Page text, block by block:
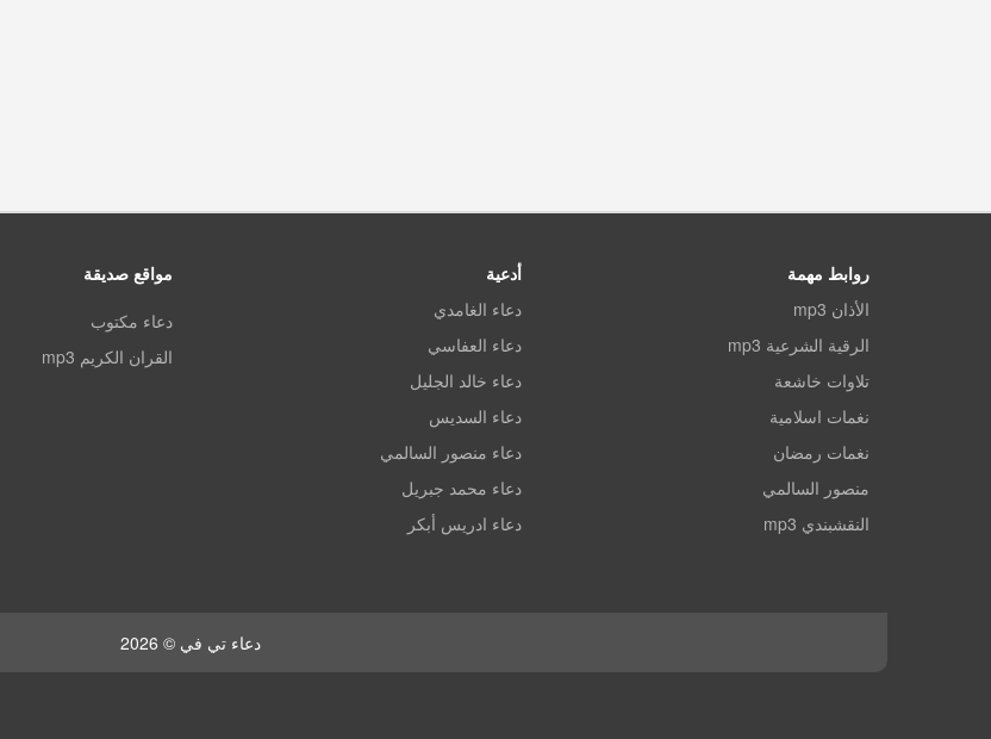
روابط مهمة
الأذان mp3
الرقية الشرعية mp3
تلاوات خاشعة
نغمات اسلامية
نغمات رمضان
منصور السالمي
النقشبندي mp3
أدعية
دعاء الغامدي
دعاء العفاسي
دعاء خالد الجليل
دعاء السديس
دعاء منصور السالمي
دعاء محمد جبريل
دعاء ادريس أبكر
مواقع صديقة
دعاء مكتوب
القران الكريم mp3
دعاء تي في © 2026